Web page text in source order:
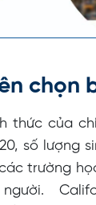
chọn
thức của
số lượng
trường